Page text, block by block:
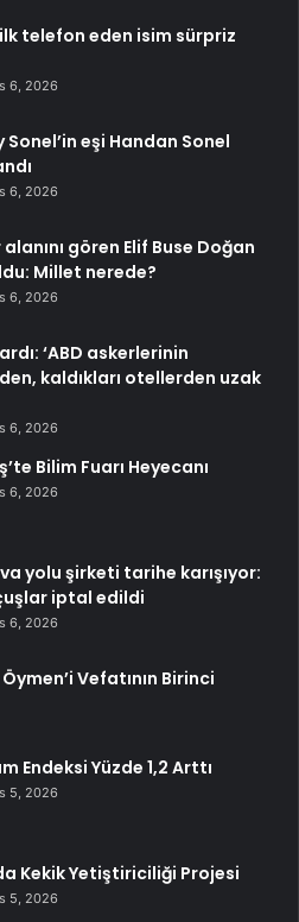
ilk telefon eden isim sürpriz
6, 2026
Sonel’in eşi Handan Sonel
6, 2026
gören Elif Buse Doğan
Millet nerede?
6, 2026
‘ABD askerlerinin
kaldıkları otellerden uzak
6, 2026
Bilim Fuarı Heyecanı
6, 2026
yolu şirketi tarihe karışıyor:
iptal edildi
6, 2026
Vefatının Birinci
Endeksi Yüzde 1,2 Arttı
5, 2026
Kekik Yetiştiriciliği Projesi
5, 2026